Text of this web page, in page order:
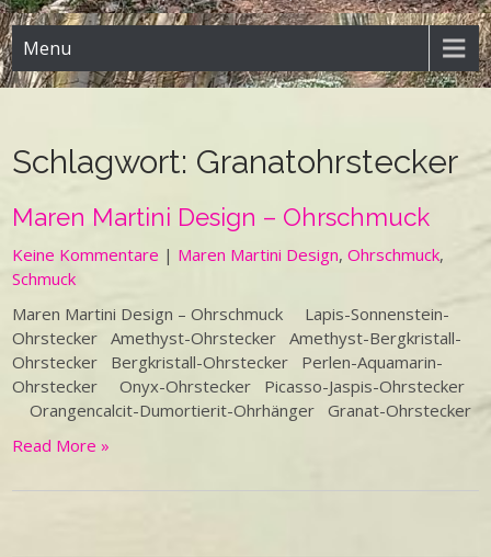
Menu
Schlagwort: Granatohrstecker
Maren Martini Design – Ohrschmuck
Keine Kommentare | Maren Martini Design,Ohrschmuck,
Schmuck
Maren Martini Design – Ohrschmuck Lapis-Sonnenstein-
Ohrstecker Amethyst-Ohrstecker Amethyst-Bergkristall-
Ohrstecker Bergkristall-Ohrstecker Perlen-Aquamarin-
Ohrstecker Onyx-Ohrstecker Picasso-Jaspis-Ohrstecker
Orangencalcit-Dumortierit-Ohrhänger Granat-Ohrstecker
Read More »